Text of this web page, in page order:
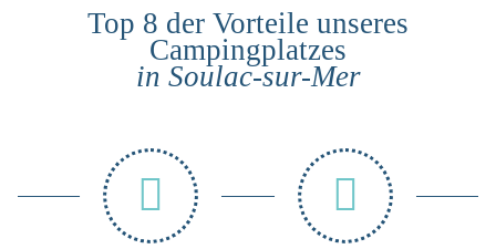
Top 8 der Vorteile unseres
Campingplatzes
in Soulac-sur-Mer